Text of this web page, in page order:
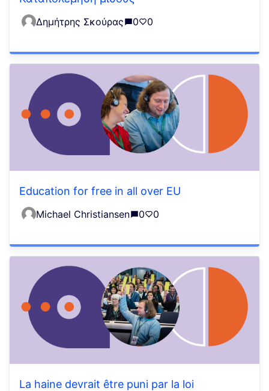
Δημήτρης Σκούρας 0 0
Education for free in all over EU
Michael Christiansen 0 0
La haine devrait être puni par la loi